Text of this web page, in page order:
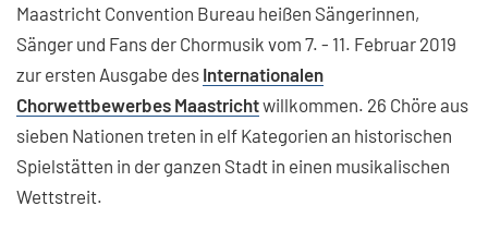
Maastricht Convention Bureau heißen Sängerinnen,
Sänger und Fans der Chormusik vom 7. - 11. Februar 2019
zur ersten Ausgabe des Internationalen
Chorwettbewerbes Maastrichtwillkommen. 26 Chöre aus
sieben Nationen treten in elf Kategorien an historischen
Spielstätten in der ganzen Stadt in einen musikalischen
Wettstreit.